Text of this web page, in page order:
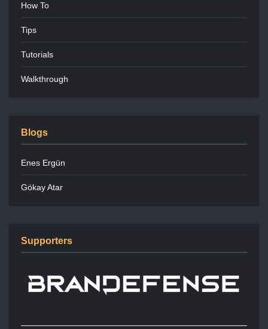
How To
Tips
Tutorials
Walkthrough
Blogs
Enes Ergün
Gökay Atar
Supporters